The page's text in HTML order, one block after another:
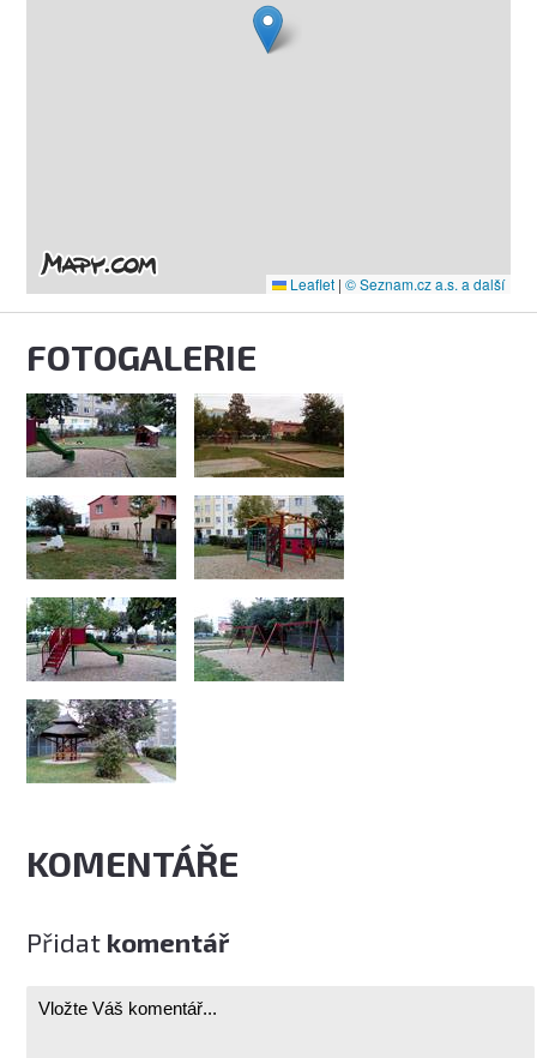
Leaflet | © Seznam.cz a.s. a další
FOTOGALERIE
KOMENTÁŘE
Přidat komentář